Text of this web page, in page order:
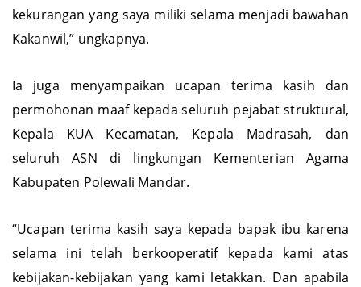
kekurangan yang saya miliki selama menjadi bawahan
Kakanwil,” ungkapnya.
Ia juga menyampaikan ucapan terima kasih dan
permohonan maaf kepada seluruh pejabat struktural,
Kepala KUA Kecamatan, Kepala Madrasah, dan
seluruh ASN di lingkungan Kementerian Agama
Kabupaten Polewali Mandar.
“Ucapan terima kasih saya kepada bapak ibu karena
selama ini telah berkooperatif kepada kami atas
kebijakan-kebijakan yang kami letakkan. Dan apabila